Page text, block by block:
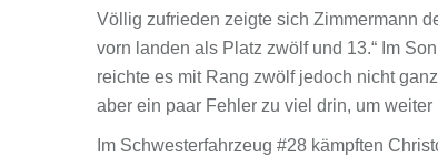
Völlig zufrieden zeigte sich Zimmermann
vorn landen als Platz zwölf und 13.“ Im
reichte es mit Rang zwölf jedoch nicht
aber ein paar Fehler zu viel drin, um
Im Schwesterfahrzeug #28 kämpften